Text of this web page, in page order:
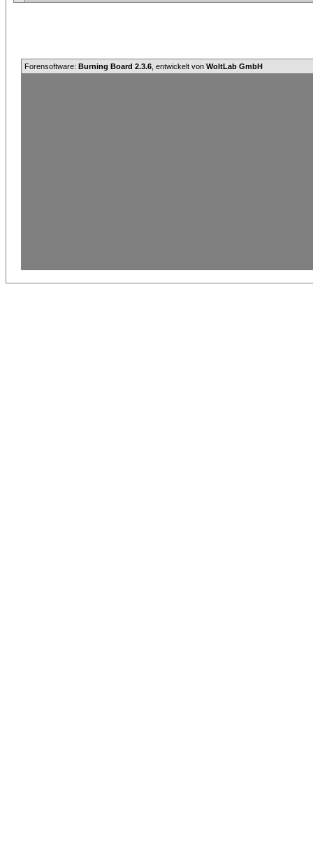
Forensoftware: Burning Board 2.3.6 , entwickelt von WoltLab GmbH